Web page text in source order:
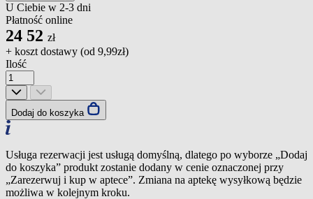
U Ciebie w 2-3 dni
Płatność online
24 52 zł
+ koszt dostawy (od 9,99zł)
Ilość
Dodaj do koszyka
Usługa rezerwacji jest usługą domyślną, dlatego po wyborze „Dodaj
do koszyka” produkt zostanie dodany w cenie oznaczonej przy
„Zarezerwuj i kup w aptece”. Zmiana na aptekę wysyłkową będzie
możliwa w kolejnym kroku.